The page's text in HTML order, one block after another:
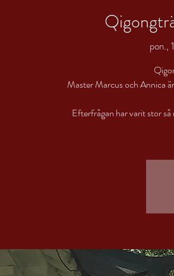
pon.,
Master Marcus och Annica
Efterfrågan har varit stor så